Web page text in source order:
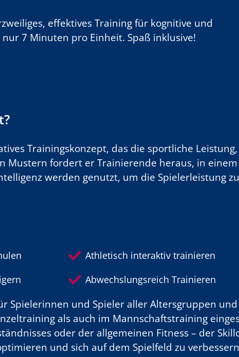
effektives Training für kognitive und
7 Minuten pro Einheit. Spaß inklusive!
Trainingskonzept, das die sportliche
Mustern fordert er Trainierende heraus, in
werden genutzt, um die Spielerleistung
Athletisch interaktiv trainieren
Abwechslungsreich Trainieren
Spielerinnen und Spieler aller Altersgruppen
als auch im Mannschaftstraining
oder der allgemeinen Fitness – der
und sich auf dem Spielfeld zu